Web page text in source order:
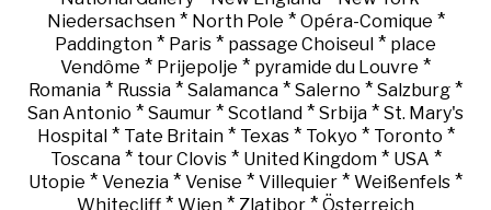
Niedersachsen* North Pole * Opéra-Comique *
Paddington * Paris * passage Choiseul * place
Vendôme * Prijepolje * pyramide du Louvre *
Romania * Russia * Salamanca * Salerno * Salzburg *
San Antonio * Saumur * Scotland * Srbija * St. Mary's
Hospital* Tate Britain* Texas* Tokyo * Toronto *
Toscana* tour Clovis* United Kingdom* USA *
Utopie * Venezia * Venise * Villequier * Weißenfels *
Whitecliff * Wien * Zlatibor * Österreich